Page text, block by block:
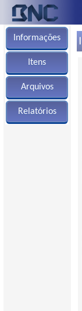
Informações
Itens
Arquivos
Relatórios